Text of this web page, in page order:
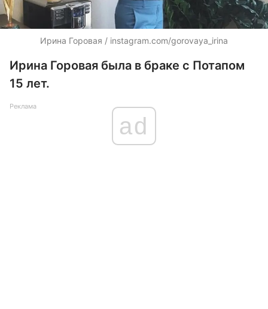
Ирина Горовая / instagram.com/gorovaya_irina
Ирина Горовая была в браке с Потапом
15 лет.
Реклама
ad